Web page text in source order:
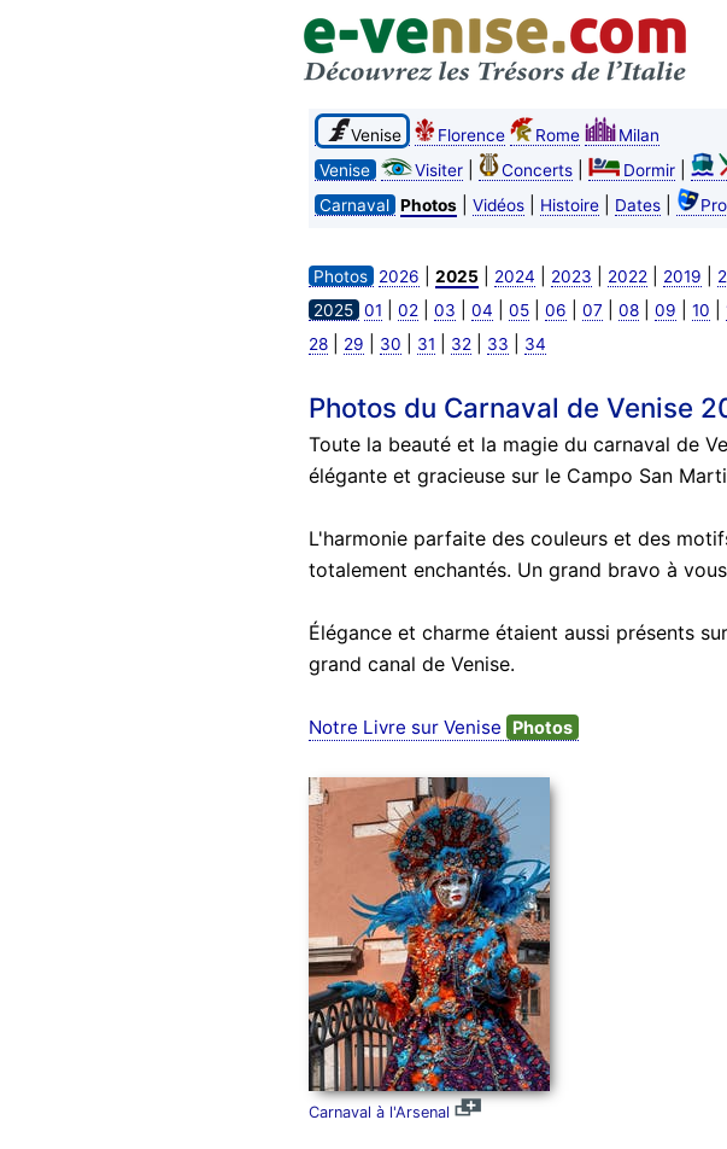
Venise Florence Rome
Milan
Venise
Visiter| Concerts| Dormir|
Carnaval Photos| Vidéos| Histoire| Dates|
Photos 2026 2025 2024 2023 2022 2019
2025 01 02 03 04 05| 06 07 08| 09 10
28| 29 30 31 32 33 34
Photos du Carnaval de Venise
Toute la beauté et la magie du carnaval de
élégante et gracieuse sur le Campo San
L'harmonie parfaite des couleurs et des
totalement enchantés. Un grand bravo à
Élégance et charme étaient aussi présents
grand canal de Venise.
Notre Livre sur Venise Photos
Carnaval à l'Arsenal